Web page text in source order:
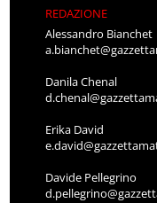
REDAZIONE
Alessandro Bianchet
Danila Chenal
Erika David
Davide Pellegrino